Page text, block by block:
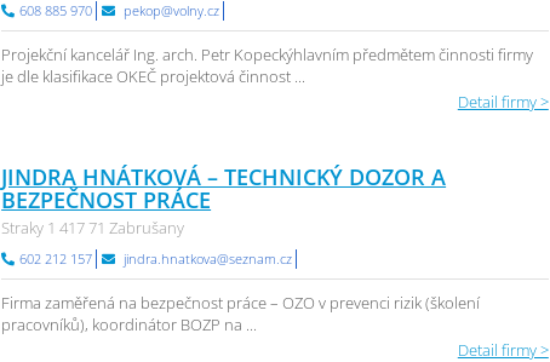
608 885 970 pekop@volny.cz
Projekční kancelář Ing. arch. Petr Kopeckýhlavním předmětem činnosti firmy
je dle klasifikace OKEČ projektová činnost ...
Detail firmy >
JINDRA HNÁTKOVÁ – TECHNICKÝ DOZOR A
BEZPEČNOST PRÁCE
Straky 1 417 71 Zabrušany
602 212 157 jindra.hnatkova@seznam.cz
Firma zaměřená na bezpečnost práce – OZO v prevenci rizik (školení
pracovníků), koordinátor BOZP na ...
Detail firmy >